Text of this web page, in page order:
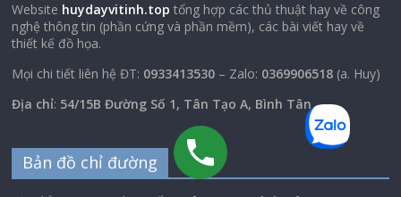
Website huydayvitinh.top tổng hợp các thủ thuật hay về công
nghệ thông tin (phần cứng và phần mềm), các bài viết hay về
thiết kế đồ họa.
Mọi chi tiết liên hệ ĐT: 0933413530 – Zalo: 0369906518 (a. Huy)
Địa chỉ: 54/15B Đường Số 1, Tân Tạo A, Bình Tân
Bản đồ chỉ đường